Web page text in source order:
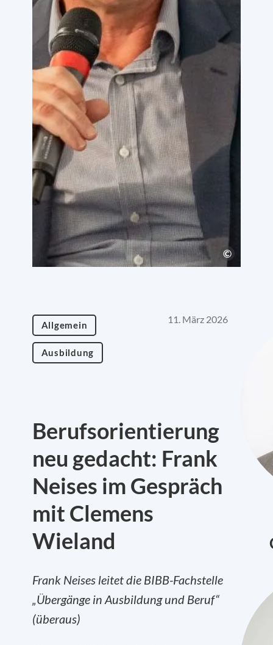
Allgemein
Ausbildung
11. März 2026
Berufsorientierung
neu gedacht: Frank
Neises im Gespräch
mit Clemens
Wieland
Frank Neises leitet die BIBB-Fachstelle
„Übergänge in Ausbildung und Beruf“
(überaus)